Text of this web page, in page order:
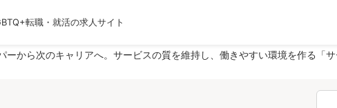
転職・就活の求人サイト
ーから次のキャリアへ。サービスの質を維持し、働きやすい環境を作る「